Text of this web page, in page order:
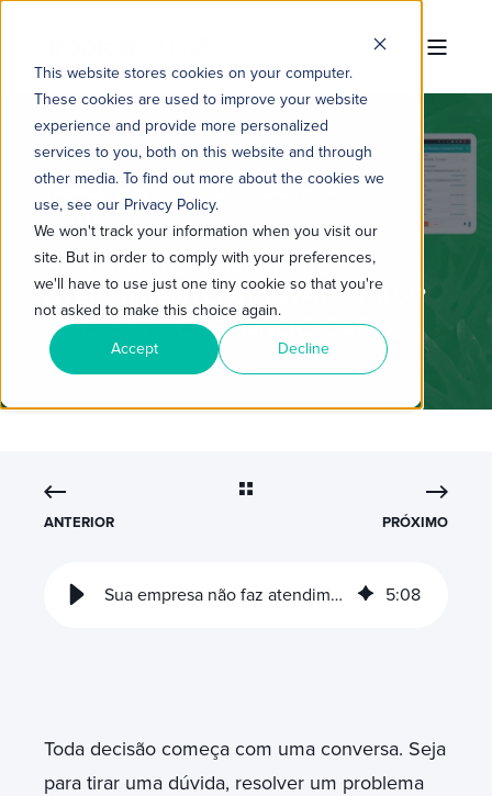
This website stores cookies on your computer.
These cookies are used to improve your website
experience and provide more personalized
services to you, both on this website and through
other media. To find out more about the cookies we
use, see our Privacy Policy.
We won't track your information when you visit our
site. But in order to comply with your preferences,
we'll have to use just one tiny cookie so that you're
not asked to make this choice again.
Accept Decline
3 MIN READ
SUA EMPRESA NÃO FAZ
ATENDIMENTO VIA WHATSAPP?
ISSO ESTÁ CUSTANDO CARO
ANTERIOR PRÓXIMO
Sua empresa não faz atendimento via WhatsApp? Isso está custando caro 5:08
Toda decisão começa com uma conversa. Seja
para tirar uma dúvida, resolver um problema